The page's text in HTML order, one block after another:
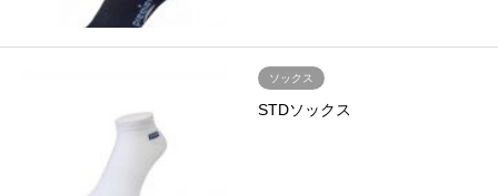
ソックス
STDソックス